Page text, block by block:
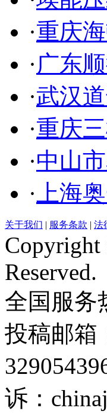
·重庆
·广东
·武汉
·重庆
·中山
· 上海
关于我们 | 服务条款 | 法
Copyright
Reserved.
全国服务
投稿邮箱
诉：